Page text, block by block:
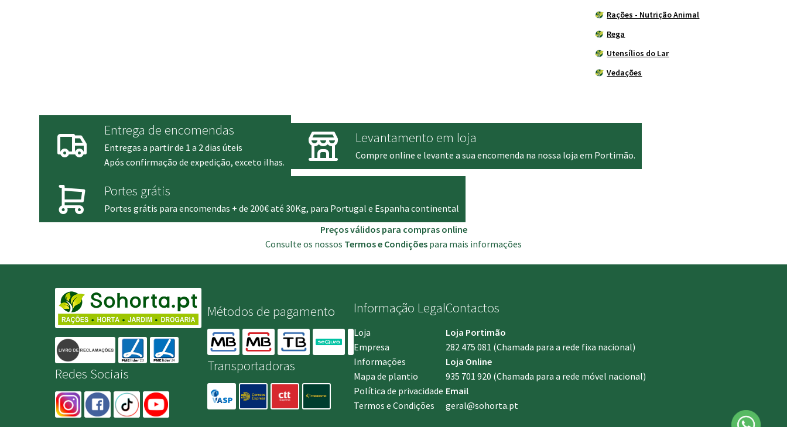
Rações - Nutrição Animal
Rega
Utensílios do Lar
Vedações
Entrega de encomendas
Entregas a partir de 1 a 2 dias úteis
Após confirmação de expedição, exceto ilhas.
Levantamento em loja
Compre online e levante a sua encomenda na nossa loja em Portimão.
Portes grátis
Portes grátis para encomendas + de 200€ até 30Kg, para Portugal e Espanha continental
Preços válidos para compras online
Consulte os nossos Termos e Condições para mais informações
Redes Sociais
Métodos de pagamento
Transportadoras
Informação Legal
Loja
Empresa
Informações
Mapa de plantio
Política de privacidade
Termos e Condições
Contactos
Loja Portimão
282 475 081 (Chamada para a rede fixa nacional)
Loja Online
935 701 920 (Chamada para a rede móvel nacional)
Email
geral@sohorta.pt